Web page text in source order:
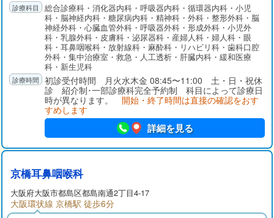
病院にも指定され、小児から成人までの幅広い年齢層にがん診
療を実施しています。手術件数は全国で６番目（2015年）で、
新生児から高齢者までのあらゆる手術を行っています。
総合診療科・消化器内科・呼吸器内科・循環器内科・小児
科・脳神経内科・糖尿病内科・精神科・外科・整形外科・脳
神経外科・心臓血管外科・呼吸器外科・形成外科・小児外
科・乳腺外科・皮膚科・泌尿器科・産婦人科・婦人科・眼
科・耳鼻咽喉科・放射線科・麻酔科・リハビリ科・歯科口腔
外科・集中治療室・救急・人工透析・肝臓内科・緩和医療
科・新生児科
初診受付時間 月火水木金 08:45〜11:00 土・日・祝休
診 紹介制･一部診療科完全予約制 科目によって診療日
時が異なります。 開始・終了時間は直接の確認をおす
すめします
詳細を見る
京橋耳鼻咽喉科
大阪府大阪市都島区都島南通2丁目4-17
大阪環状線 京橋駅 徒歩6分